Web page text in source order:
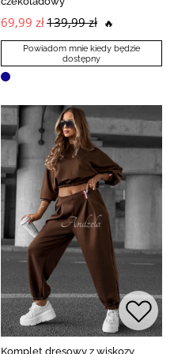
69,99 zł139,99 zł 🔥
Powiadom mnie kiedy będzie
dostępny
Komplet dresowy z wiskozy